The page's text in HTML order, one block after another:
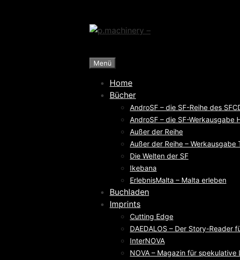
Menü
Home
Bücher
AndroSF – die SF-Reihe des
AndroSF – die SF-Werkausgabe
Außer der Reihe
Außer der Reihe – Werkausgabe
Die Welten der SF
Ikebana
ErlebnisMalta – Malta erleben
Buchladen
Imprints
Cutting Edge
DAEDALOS – Der Story-Reader
InterNOVA
NOVA – Magazin für spekulative